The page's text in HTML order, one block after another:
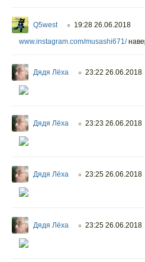
Q5west ○ 19:28 26.06.2018
www.instagram.com/musashi671/
Дядя Лёха ○ 23:22 26.06.2018
Дядя Лёха ○ 23:23 26.06.2018
Дядя Лёха ○ 23:25 26.06.2018
Дядя Лёха ○ 23:25 26.06.2018